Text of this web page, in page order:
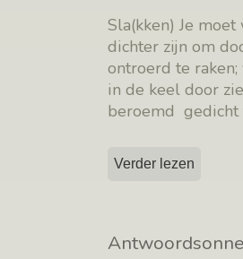
Sla(kken) Je
dichter zijn om
ontroerd te raken;
in de keel door
beroemd gedicht
Verder lezen